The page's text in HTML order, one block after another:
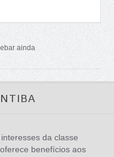
ainda
da classe
benefícios aos